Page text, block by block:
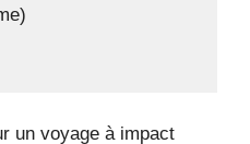
un voyage à impact